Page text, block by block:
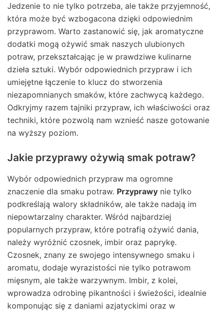
Jedzenie to nie tylko potrzeba, ale także przyjemność,
która może być wzbogacona dzięki odpowiednim
przyprawom. Warto zastanowić się, jak aromatyczne
dodatki mogą ożywić smak naszych ulubionych
potraw, przekształcając je w prawdziwe kulinarne
dzieła sztuki. Wybór odpowiednich przypraw i ich
umiejętne łączenie to klucz do stworzenia
niezapomnianych smaków, które zachwycą każdego.
Odkryjmy razem tajniki przypraw, ich właściwości oraz
techniki, które pozwolą nam wznieść nasze gotowanie
na wyższy poziom.
Jakie przyprawy ożywią smak potraw?
Wybór odpowiednich przypraw ma ogromne
znaczenie dla smaku potraw. Przyprawy nie tylko
podkreślają walory składników, ale także nadają im
niepowtarzalny charakter. Wśród najbardziej
popularnych przypraw, które potrafią ożywić dania,
należy wyróżnić czosnek, imbir oraz paprykę.
Czosnek, znany ze swojego intensywnego smaku i
aromatu, dodaje wyrazistości nie tylko potrawom
mięsnym, ale także warzywnym. Imbir, z kolei,
wprowadza odrobinę pikantności i świeżości, idealnie
komponując się z daniami azjatyckimi oraz w